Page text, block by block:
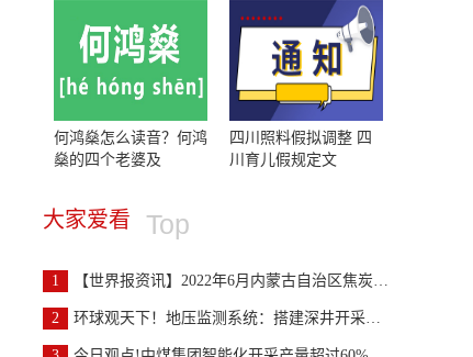
何鸿燊怎么读音？何鸿
燊的四个老婆及
四川照料假拟调整 四
川育儿假规定文
大家爱看 Top
1 【世界报资讯】2022年6月内蒙古自治区焦炭月度平均
2 环球观天下！地压监测系统：搭建深井开采安全生产“